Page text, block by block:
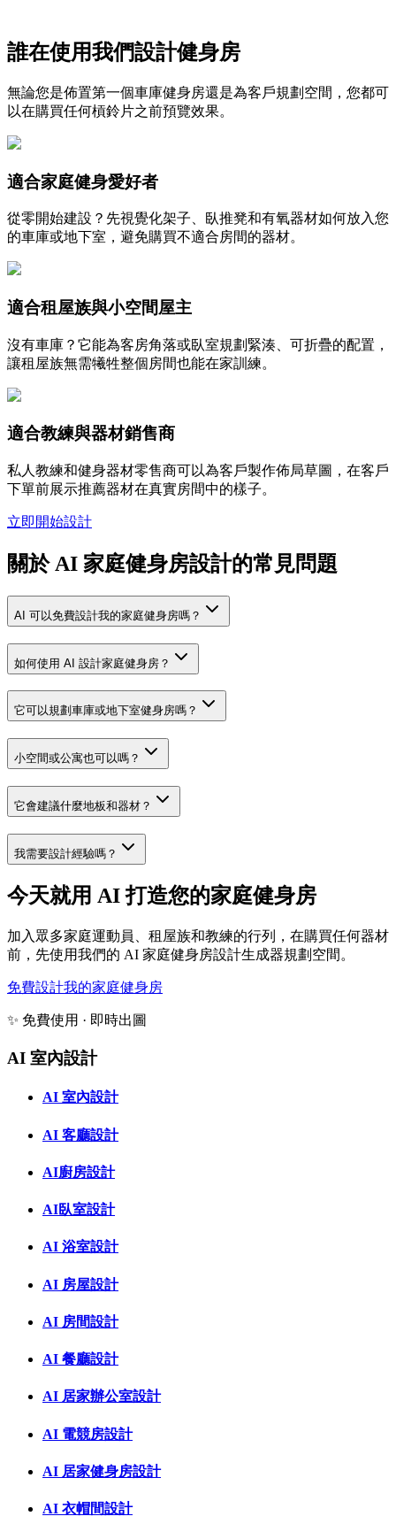
使用免費次數開始
誰在使用我們設計健身房
無論您是佈置第一個車庫健身房還是為客戶規劃空間，您都可
以在購買任何槓鈴片之前預覽效果。
適合家庭健身愛好者
從零開始建設？先視覺化架子、臥推凳和有氧器材如何放入您
的車庫或地下室，避免購買不適合房間的器材。
適合租屋族與小空間屋主
沒有車庫？它能為客房角落或臥室規劃緊湊、可折疊的配置，
讓租屋族無需犧牲整個房間也能在家訓練。
適合教練與器材銷售商
私人教練和健身器材零售商可以為客戶製作佈局草圖，在客戶
下單前展示推薦器材在真實房間中的樣子。
立即開始設計
關於 AI 家庭健身房設計的常見問題
AI 可以免費設計我的家庭健身房嗎？
如何使用 AI 設計家庭健身房？
它可以規劃車庫或地下室健身房嗎？
小空間或公寓也可以嗎？
它會建議什麼地板和器材？
我需要設計經驗嗎？
今天就用 AI 打造您的家庭健身房
加入眾多家庭運動員、租屋族和教練的行列，在購買任何器材
前，先使用我們的 AI 家庭健身房設計生成器規劃空間。
免費設計我的家庭健身房
✨ 免費使用 · 即時出圖
AI 室內設計
AI 室內設計
AI 客廳設計
AI廚房設計
AI臥室設計
AI 浴室設計
AI 房屋設計
AI 房間設計
AI 餐廳設計
AI 居家辦公室設計
AI 電競房設計
AI 居家健身房設計
AI 衣帽間設計